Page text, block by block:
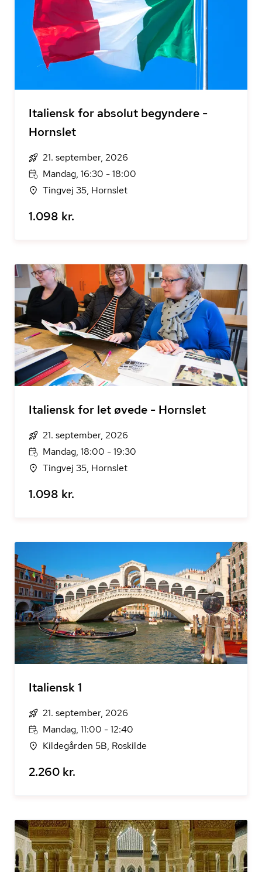
Italiensk for absolut begyndere -
Hornslet
21. september, 2026
Mandag, 16:30 - 18:00
Tingvej 35, Hornslet
1.098 kr.
Italiensk for let øvede - Hornslet
21. september, 2026
Mandag, 18:00 - 19:30
Tingvej 35, Hornslet
1.098 kr.
Italiensk 1
21. september, 2026
Mandag, 11:00 - 12:40
Kildegården 5B, Roskilde
2.260 kr.